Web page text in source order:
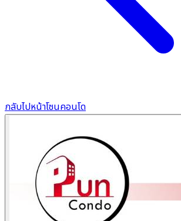
กลับไปหน้าโซนคอนโด